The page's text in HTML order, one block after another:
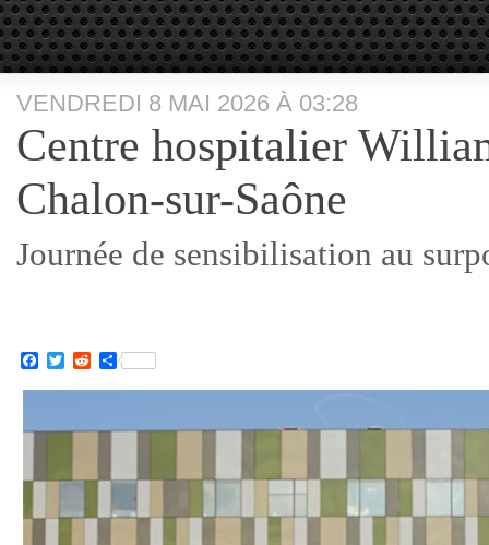
VENDREDI 8 MAI 2026 À 03:28
Centre hospitalier
Chalon-sur-Saône
Journée de sensibilisation au
Facebook
TwitterRedditPartager